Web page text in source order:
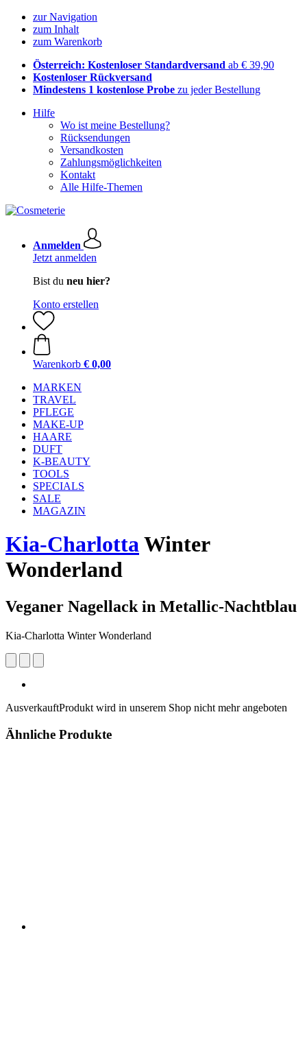
zur Navigation
zum Inhalt
zum Warenkorb
Österreich: Kostenloser Standardversand ab € 39,90
Kostenloser Rückversand
Mindestens 1 kostenlose Probe zu jeder Bestellung
Hilfe
Wo ist meine Bestellung?
Rücksendungen
Versandkosten
Zahlungsmöglichkeiten
Kontakt
Alle Hilfe-Themen
Anmelden
Jetzt anmelden
Bist du neu hier?
Konto erstellen
Warenkorb € 0,00
MARKEN
TRAVEL
PFLEGE
MAKE-UP
HAARE
DUFT
K-BEAUTY
TOOLS
SPECIALS
SALE
MAGAZIN
Kia-CharlottaWinter
Wonderland
Veganer Nagellack in Metallic-Nachtblau
Kia-Charlotta Winter Wonderland
AusverkauftProdukt wird in unserem Shop nicht mehr angeboten
Ähnliche Produkte